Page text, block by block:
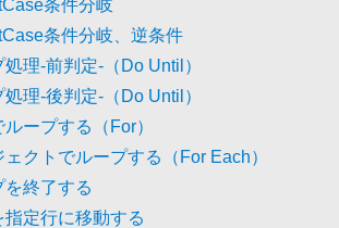
条件分岐
条件分岐、逆条件
処理-前判定-（Do Until）
処理-後判定-（Do Until）
ープする（For）
ェクトでループする（For Each）
を終了する
指定行に移動する